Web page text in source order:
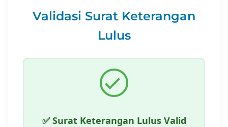
Validasi Surat Keterangan
Lulus
✅ Surat Keterangan Lulus Valid